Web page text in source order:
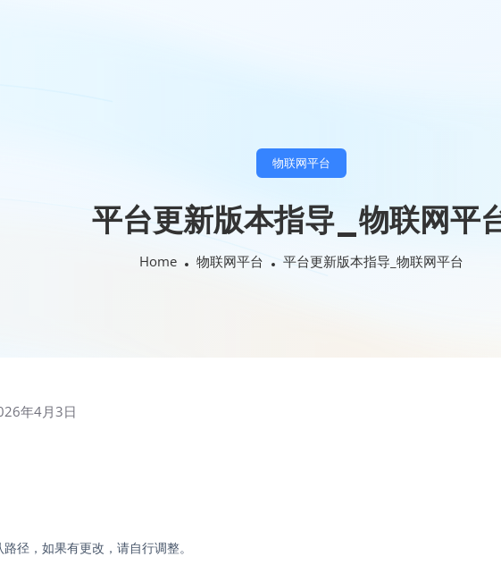
物联网平台
平台更新版本指导_物联网平
Home 物联网平台 平台更新版本指导_物联网平台
年4月3日
径，如果有更改，请自行调整。